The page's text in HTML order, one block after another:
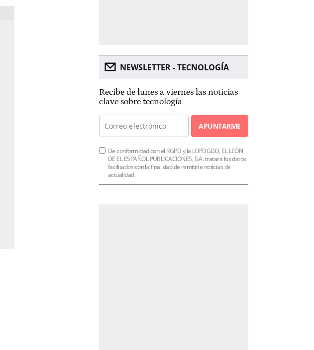
NEWSLETTER - TECNOLOGÍA
Recibe de lunes a viernes las noticias
clave sobre tecnología
APUNTARME
De conformidad con el RGPD y la LOPDGDD, EL LEÓN
DE EL ESPAÑOL PUBLICACIONES, S.A. tratará los datos
facilitados con la finalidad de remitirle noticias de
actualidad.